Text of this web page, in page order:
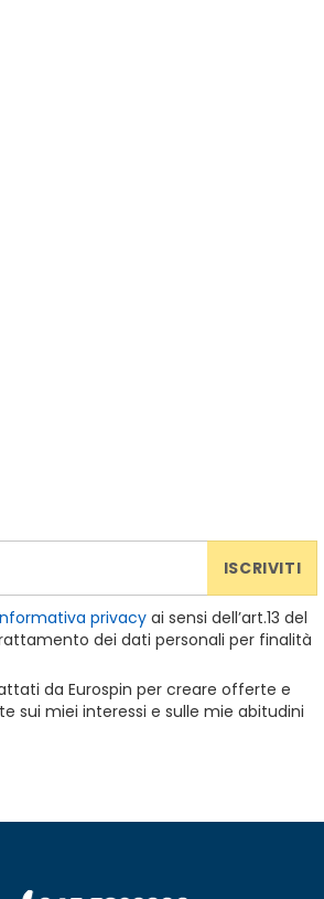
ISCRIVITI
privacyai sensi dell’art.13 del
dei dati personali per finalità
da Eurospin per creare offerte e
sui miei interessi e sulle mie abitudini